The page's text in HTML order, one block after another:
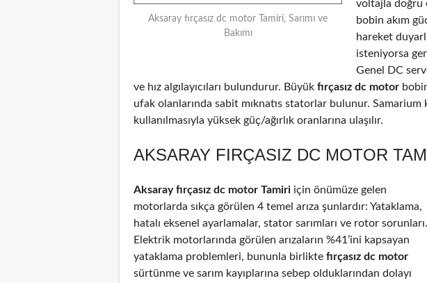
Aksaray fırçasız dc motor Tamiri, Sarımı ve
Bakımı
voltajla doğru
bobin akım
hareket
isteniyorsa
Genel DC
ve hız algılayıcıları bulundurur. Büyük fırçasız dc motor
ufak olanlarında sabit mıknatıs statorlar bulunur. Samarium
kullanılmasıyla yüksek güç/ağırlık oranlarına ulaşılır.
AKSARAY FIRÇASIZ DC MOTOR
Aksaray fırçasız dc motor Tamiri için önümüze gelen
motorlarda sıkça görülen 4 temel arıza şunlardır: Yataklama,
hatalı eksenel ayarlamalar, stator sarımları ve rotor sorunları.
Elektrik motorlarında görülen arızaların %41’ini kapsayan
yataklama problemleri, bununla birlikte fırçasız dc motor
sürtünme ve sarım kayıplarına sebep olduklarından dolayı